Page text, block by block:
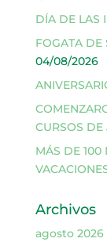
DÍA DE LAS
FOGATA DE
04/08/2026
CURSOS DE
MÁS DE 100
Archivos
agosto 2026